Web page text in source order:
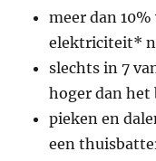
meer dan
elektriciteit*
slechts in 7
hoger dan
pieken en
een